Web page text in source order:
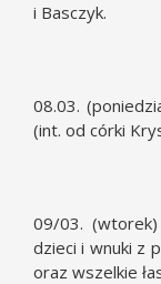
i Basczyk.
08.03.
(int. od córki
09/03. (wtorek)
dzieci i wnuki z
oraz wszelkie